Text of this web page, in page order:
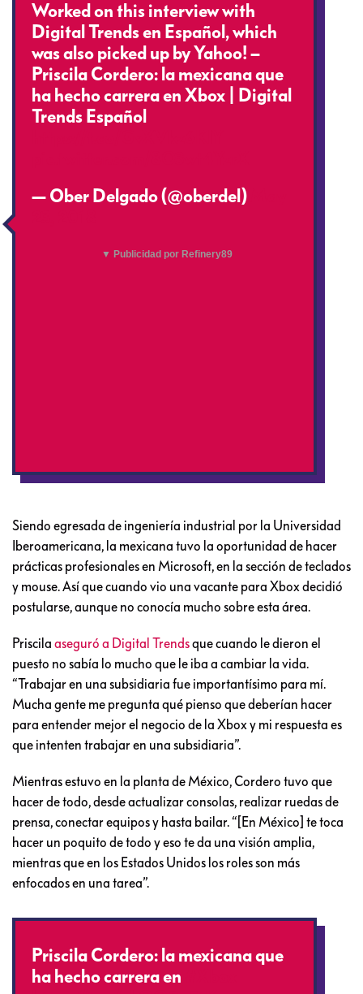
Worked on this interview with
Digital Trends en Español, which
was also picked up by Yahoo! –
Priscila Cordero: la mexicana que
ha hecho carrera en Xbox | Digital
Trends Español
— Ober Delgado (@oberdel)
▼ Publicidad por Refinery89
Siendo egresada de ingeniería industrial por la Universidad
Iberoamericana, la mexicana tuvo la oportunidad de hacer
prácticas profesionales en Microsoft, en la sección de teclados
y mouse. Así que cuando vio una vacante para Xbox decidió
postularse, aunque no conocía mucho sobre esta área.
Priscila aseguró a Digital Trendsque cuando le dieron el
puesto no sabía lo mucho que le iba a cambiar la vida.
“Trabajar en una subsidiaria fue importantísimo para mí.
Mucha gente me pregunta qué pienso que deberían hacer
para entender mejor el negocio de la Xbox y mi respuesta es
que intenten trabajar en una subsidiaria”.
Mientras estuvo en la planta de México, Cordero tuvo que
hacer de todo, desde actualizar consolas, realizar ruedas de
prensa, conectar equipos y hasta bailar. “[En México] te toca
hacer un poquito de todo y eso te da una visión amplia,
mientras que en los Estados Unidos los roles son más
enfocados en una tarea”.
Priscila Cordero: la mexicana que
ha hecho carrera en